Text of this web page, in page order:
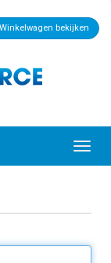
Winkelwagen bekijken